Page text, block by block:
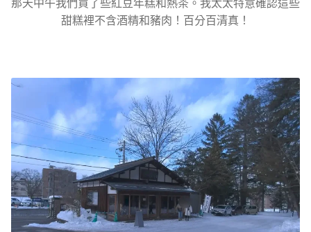
甜糕裡不含酒精和豬肉！百分百清真！